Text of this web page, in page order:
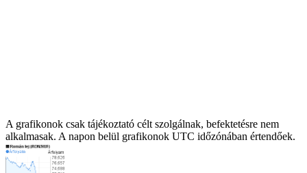
A grafikonok csak tájékoztató célt szolgálnak, befektetésre nem
alkalmasak. A napon belül grafikonok UTC időzónában értendőek.